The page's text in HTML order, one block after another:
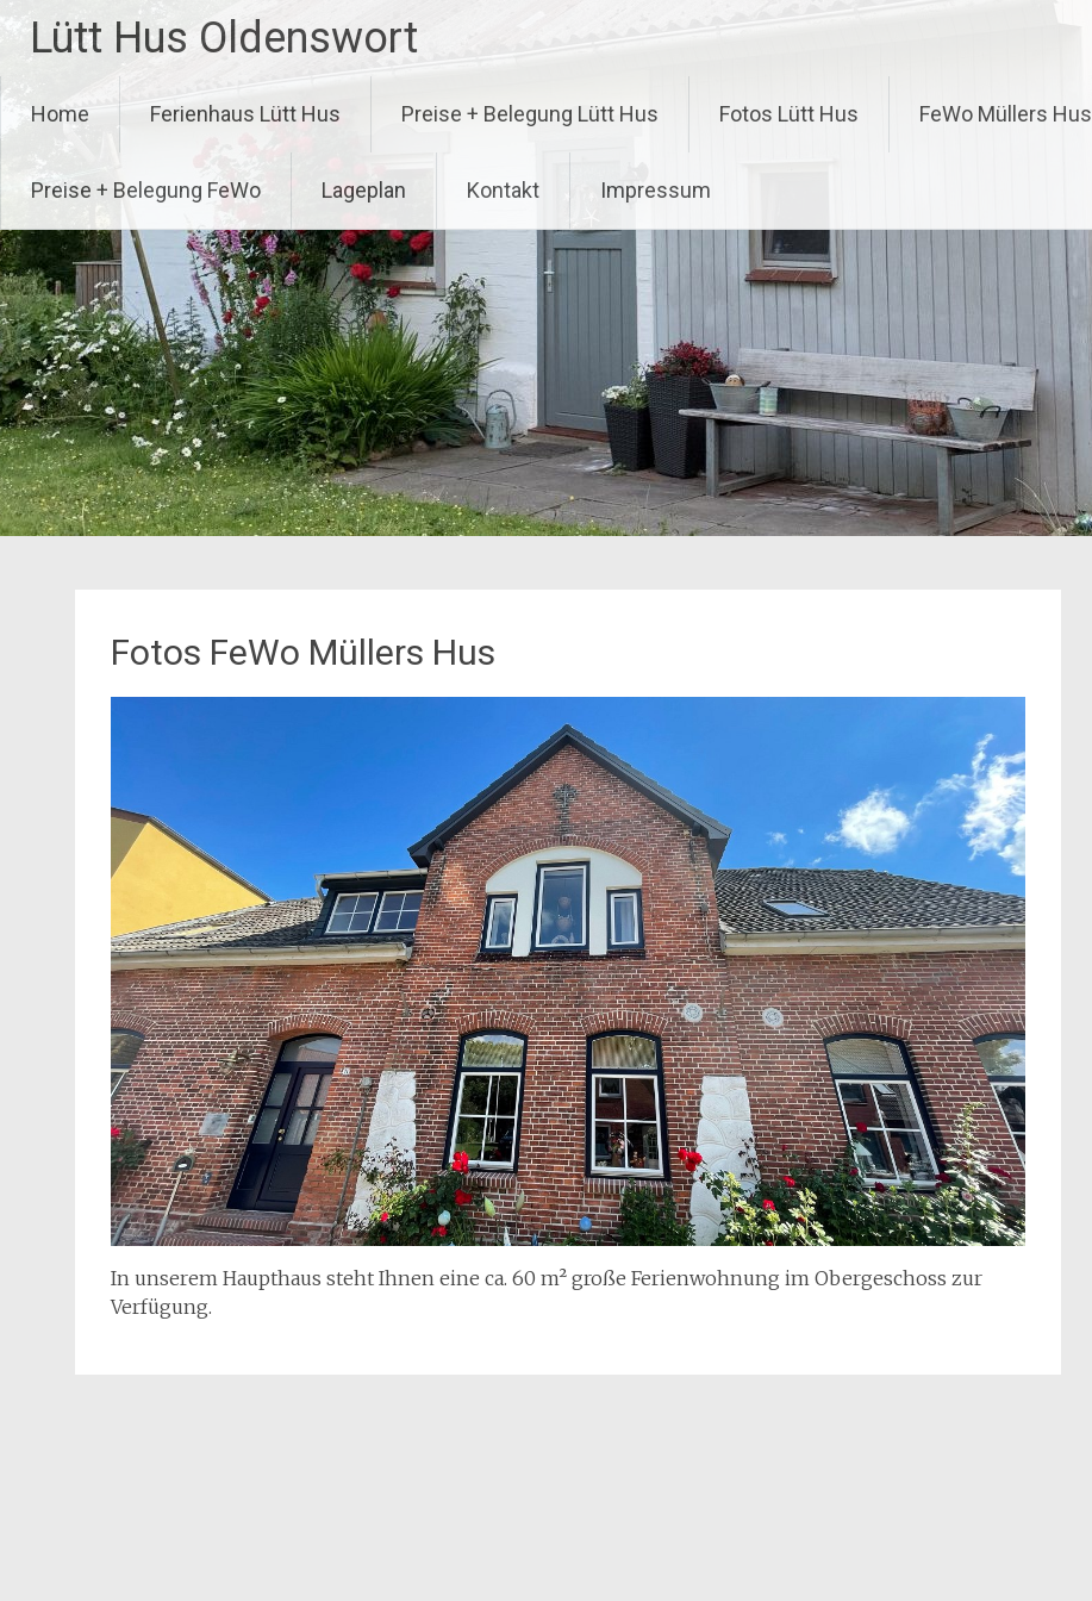
Zum
springen
Lütt Hus Oldenswort
Home Ferienhaus Lütt Hus Preise + Belegung Lütt Hus Fotos Lütt Hus FeWo Müllers Hus
Preise + Belegung FeWo Lageplan Kontakt Impressum
Fotos FeWo Müllers Hus
In unserem Haupthaus steht Ihnen eine ca. 60 m² große Ferienwohnung im Obergeschoss zur
Verfügung.